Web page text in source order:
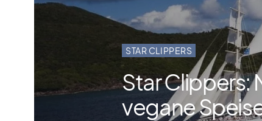
STAR CLIPPERS
Star Clippers:
vegane